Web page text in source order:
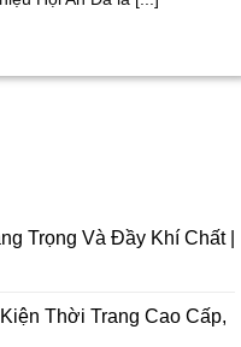
Trọng Và Đầy Khí Chất |
Thời Trang Cao Cấp,